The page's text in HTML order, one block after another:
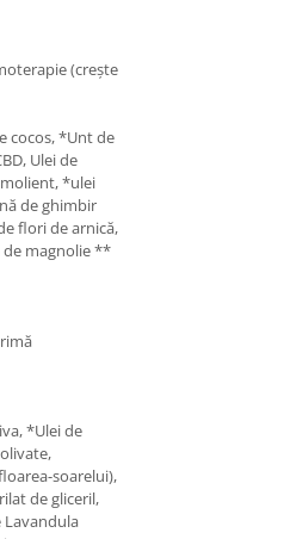
(crește
cocos, *Unt de
Ulei de
*ulei
de ghimbir
flori de arnică,
de magnolie **
*Ulei de
soarelui),
de gliceril,
Lavandula